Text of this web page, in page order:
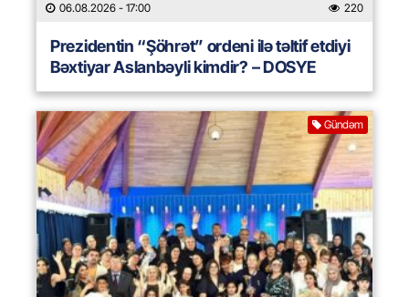
06.08.2026 - 17:00 220
Prezidentin “Şöhrət” ordeni ilə təltif etdiyi
Bəxtiyar Aslanbəyli kimdir? – DOSYE
Gündəm